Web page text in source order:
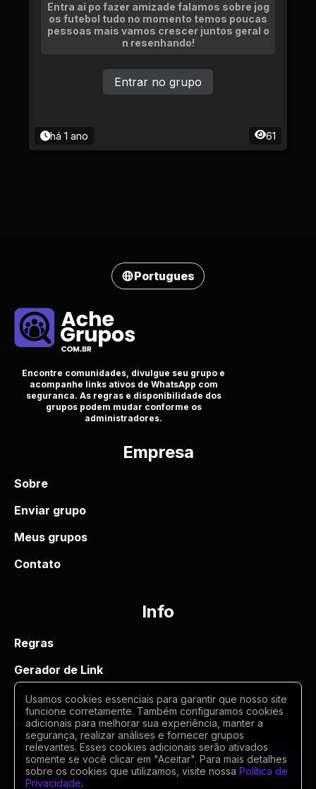
Entra aí po fazer amizade falamos sobre jog
os futebol tudo no momento temos poucas
pessoas mais vamos crescer juntos geral o
n resenhando!
há 1 ano 61
Entrar no grupo
Portugues
Encontre comunidades, divulgue seu grupo e
acompanhe links ativos de WhatsApp com
seguranca. As regras e disponibilidade dos
grupos podem mudar conforme os
administradores.
Empresa
Sobre
Enviar grupo
Meus grupos
Contato
Info
Regras
Gerador de Link
Termos de uso
Politica de privacidade
Usamos cookies essenciais para garantir que nosso site
funcione corretamente. Também configuramos cookies
adicionais para melhorar sua experiência, manter a
segurança, realizar análises e fornecer grupos
relevantes. Esses cookies adicionais serão ativados
somente se você clicar em "Aceitar". Para mais detalhes
sobre os cookies que utilizamos, visite nossa Política de
Privacidade.